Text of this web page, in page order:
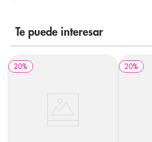
Te puede interesar
20% 20%